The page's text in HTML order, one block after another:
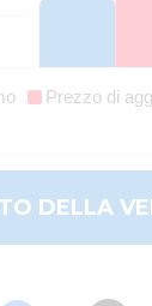
Prezzo di
DELLA